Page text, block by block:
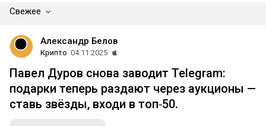
Свежее
Александр Белов
Крипто 04.11.2025
Павел Дуров снова заводит Telegram:
подарки теперь раздают через аукционы —
ставь звёзды, входи в топ‑50.